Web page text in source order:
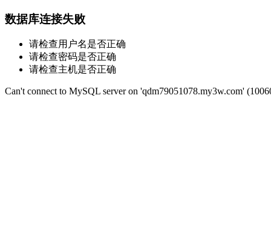
数据库连接失败
请检查用户名是否正确
请检查密码是否正确
请检查主机是否正确
Can't connect to MySQL server on 'qdm79051078.my3w.com'